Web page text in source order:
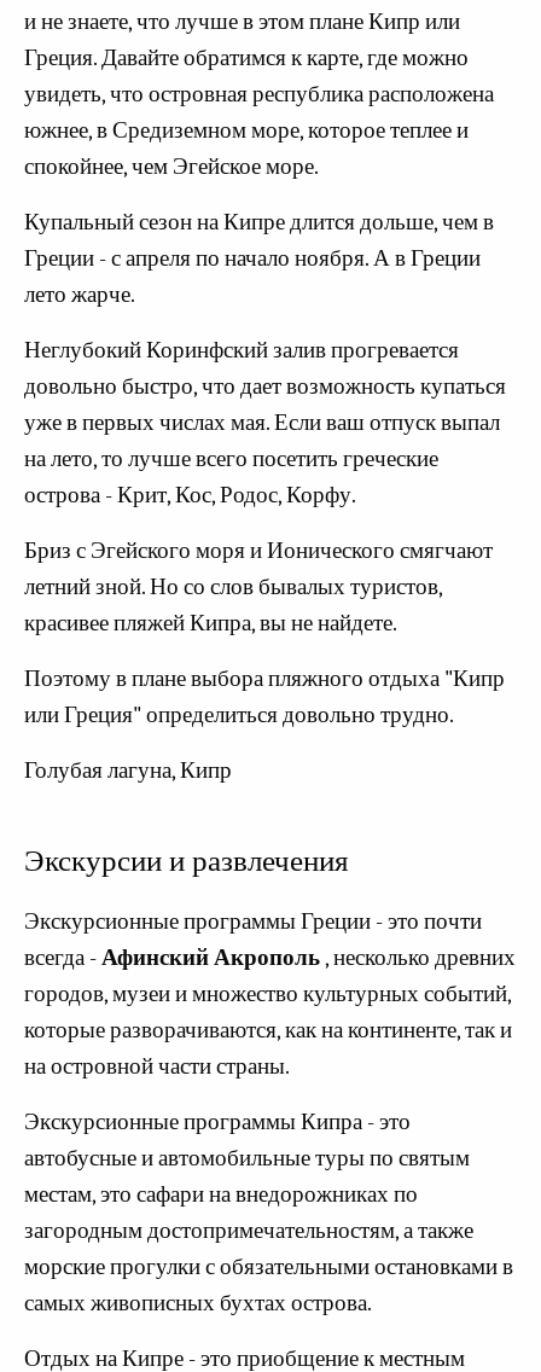
и не знаете, что лучше в этом плане Кипр или
Греция. Давайте обратимся к карте, где можно
увидеть, что островная республика расположена
южнее, в Средиземном море, которое теплее и
спокойнее, чем Эгейское море.
Купальный сезон на Кипре длится дольше, чем в
Греции - с апреля по начало ноября. А в Греции
лето жарче.
Неглубокий Коринфский залив прогревается
довольно быстро, что дает возможность купаться
уже в первых числах мая. Если ваш отпуск выпал
на лето, то лучше всего посетить греческие
острова - Крит, Кос, Родос, Корфу.
Бриз с Эгейского моря и Ионического смягчают
летний зной. Но со слов бывалых туристов,
красивее пляжей Кипра, вы не найдете.
Поэтому в плане выбора пляжного отдыха "Кипр
или Греция" определиться довольно трудно.
Голубая лагуна, Кипр
Экскурсии и развлечения
Экскурсионные программы Греции - это почти
всегда -Афинский Акрополь, несколько древних
городов, музеи и множество культурных событий,
которые разворачиваются, как на континенте, так и
на островной части страны.
Экскурсионные программы Кипра - это
автобусные и автомобильные туры по святым
местам, это сафари на внедорожниках по
загородным достопримечательностям, а также
морские прогулки с обязательными остановками в
самых живописных бухтах острова.
Отдых на Кипре - это приобщение к местным